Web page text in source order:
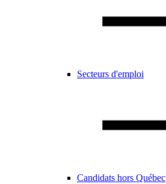
Secteurs d'emploi
Candidats hors Québec